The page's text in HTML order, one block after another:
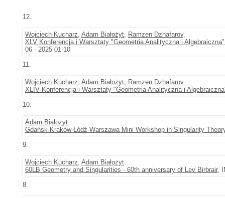
12.
Wojciech Kucharz, Adam Białożyt, Ramzen Dzhafarov.
XLV Konferencja i Warsztaty "Geometria Analityczna i
06 - 2025-01-10
11.
Wojciech Kucharz, Adam Białożyt, Ramzen Dzhafarov.
XLIV Konferencja i Warsztaty "Geometria Analityczna i
10.
Adam Białożyt.
Gdańsk-Kraków-Łódź-Warszawa Mini-Workshop in Singularity
9.
Wojciech Kucharz, Adam Białożyt.
60LB Geometry and Singularities - 60th anniversary of Lev Birbrair,
8.